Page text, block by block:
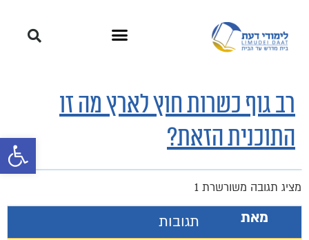
פתח
רב גוף כשרות חוץ לארץ מה זו
התוכנית הזאת?
מציג תגובה משורשרת 1
מאת
תגובות